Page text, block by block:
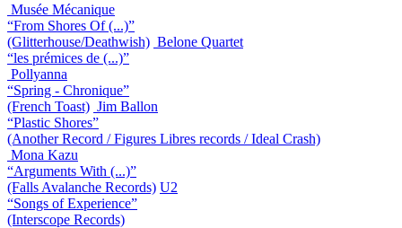
Musée Mécanique
“From Shores Of (...)”
(Glitterhouse/Deathwish) Belone Quartet
“les prémices de (...)”
Pollyanna
“Spring - Chronique”
(French Toast) Jim Ballon
“Plastic Shores”
(Another Record / Figures Libres records / Ideal Crash)
Mona Kazu
“Arguments With (...)”
(Falls Avalanche Records) U2
“Songs of Experience”
(Interscope Records)